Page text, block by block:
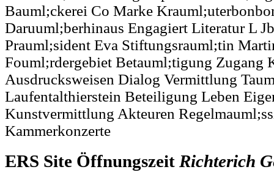
Bauml;ckerei Co Marke
Daruuml;berhinaus Engagiert Literatur L
Prauml;sident Eva Stiftungsrauml;tin
Fouml;rdergebiet Betauml;tigung Zugang
Ausdrucksweisen Dialog Vermittlung
Laufentalthierstein Beteiligung Leben
Kunstvermittlung Akteuren
Kammerkonzerte
ERS Site Öffnungszeit Richterich